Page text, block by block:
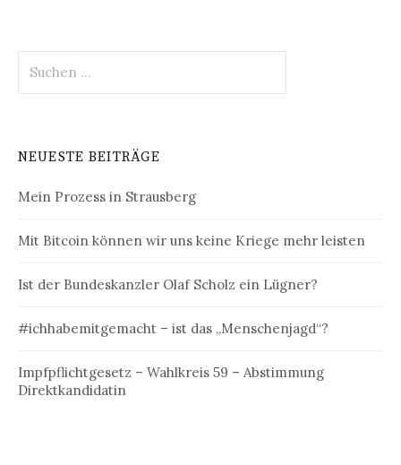
nach:
NEUESTE BEITRÄGE
Mein Prozess in Strausberg
Mit Bitcoin können wir uns keine Kriege mehr leisten
Ist der Bundeskanzler Olaf Scholz ein Lügner?
#ichhabemitgemacht – ist das „Menschenjagd“?
Impfpflichtgesetz – Wahlkreis 59 – Abstimmung
Direktkandidatin